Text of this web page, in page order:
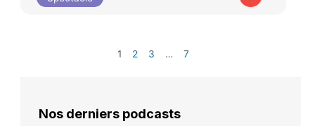
1 2 3 … 7
Nos derniers podcasts